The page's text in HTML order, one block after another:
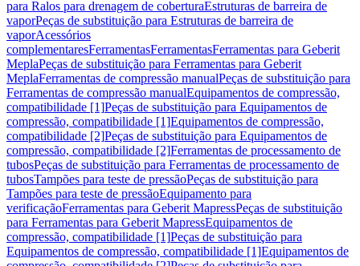
para Ralos para drenagem de coberturaEstruturas de barreira de
vaporPeças de substituição para Estruturas de barreira de
vaporAcessórios
complementaresFerramentasFerramentasFerramentas para Geberit
MeplaPeças de substituição para Ferramentas para Geberit
MeplaFerramentas de compressão manualPeças de substituição para
Ferramentas de compressão manualEquipamentos de compressão,
compatibilidade [1]Peças de substituição para Equipamentos de
compressão, compatibilidade [1]Equipamentos de compressão,
compatibilidade [2]Peças de substituição para Equipamentos de
compressão, compatibilidade [2]Ferramentas de processamento de
tubosPeças de substituição para Ferramentas de processamento de
tubosTampões para teste de pressãoPeças de substituição para
Tampões para teste de pressãoEquipamento para
verificaçãoFerramentas para Geberit MapressPeças de substituição
para Ferramentas para Geberit MapressEquipamentos de
compressão, compatibilidade [1]Peças de substituição para
Equipamentos de compressão, compatibilidade [1]Equipamentos de